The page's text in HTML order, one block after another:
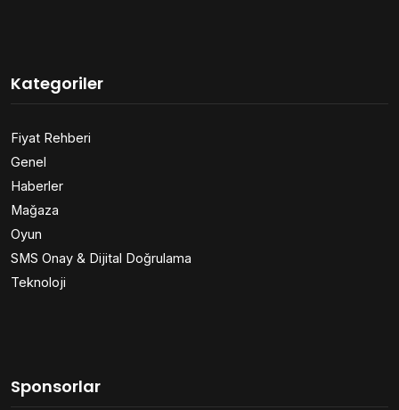
Kategoriler
Fiyat Rehberi
Genel
Haberler
Mağaza
Oyun
SMS Onay & Dijital Doğrulama
Teknoloji
Sponsorlar